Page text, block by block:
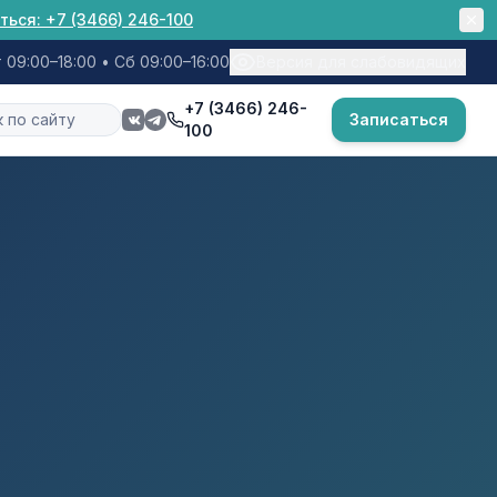
+7 (3466) 246-100
09:00–18:00 • Сб 09:00–16:00
+7 (3466) 246-
100
Записаться